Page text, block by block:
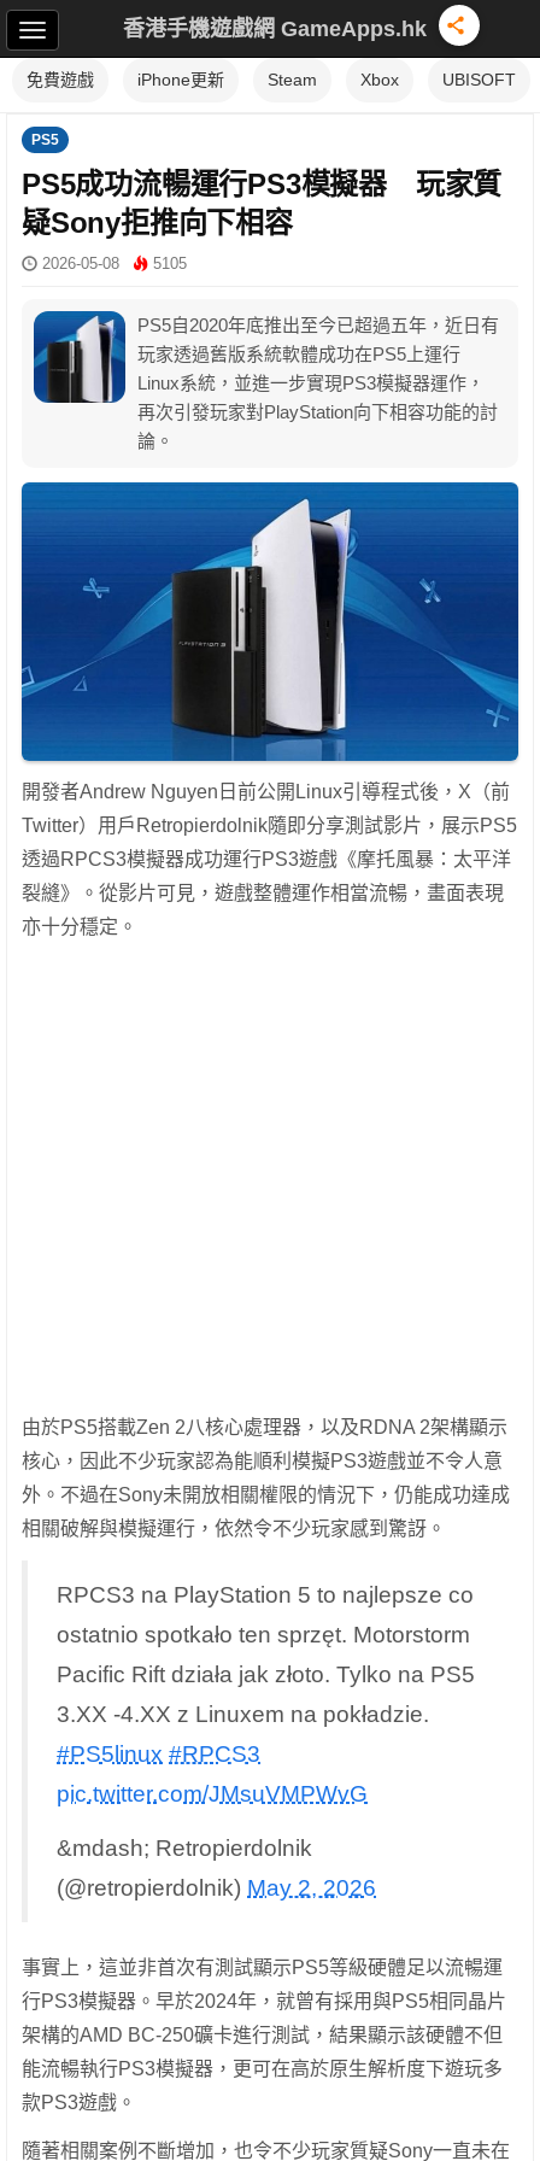
香港手機遊戲網 GameApps.hk
免費遊戲 iPhone更新 Steam Xbox UBISOFT
PS5
PS5成功流暢運行PS3模擬器 玩家質
疑Sony拒推向下相容
2026-05-08 5105
PS5自2020年底推出至今已超過五年，近日有
玩家透過舊版系統軟體成功在PS5上運行
Linux系統，並進一步實現PS3模擬器運作，
再次引發玩家對PlayStation向下相容功能的討
論。
開發者Andrew Nguyen日前公開Linux引導程式後，X（前
Twitter）用戶Retropierdolnik隨即分享測試影片，展示PS5
透過RPCS3模擬器成功運行PS3遊戲《摩托風暴：太平洋
裂縫》。從影片可見，遊戲整體運作相當流暢，畫面表現
亦十分穩定。
由於PS5搭載Zen 2八核心處理器，以及RDNA 2架構顯示
核心，因此不少玩家認為能順利模擬PS3遊戲並不令人意
外。不過在Sony未開放相關權限的情況下，仍能成功達成
相關破解與模擬運行，依然令不少玩家感到驚訝。
RPCS3 na PlayStation 5 to najlepsze co
ostatnio spotkało ten sprzęt. Motorstorm
Pacific Rift działa jak złoto. Tylko na PS5
3.XX -4.XX z Linuxem na pokładzie.
#PS5linux #RPCS3
pic.twitter.com/JMsuVMPWvG
&mdash; Retropierdolnik
(@retropierdolnik) May 2, 2026
事實上，這並非首次有測試顯示PS5等級硬體足以流暢運
行PS3模擬器。早於2024年，就曾有採用與PS5相同晶片
架構的AMD BC-250礦卡進行測試，結果顯示該硬體不但
能流暢執行PS3模擬器，更可在高於原生解析度下遊玩多
款PS3遊戲。
隨著相關案例不斷增加，也令不少玩家質疑Sony一直未在